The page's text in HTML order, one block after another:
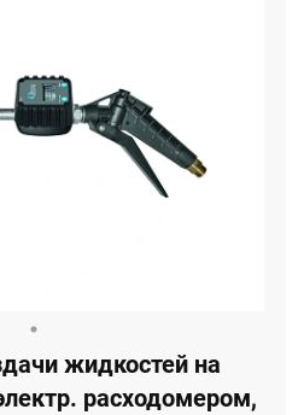
жидкостей на
расходомером,